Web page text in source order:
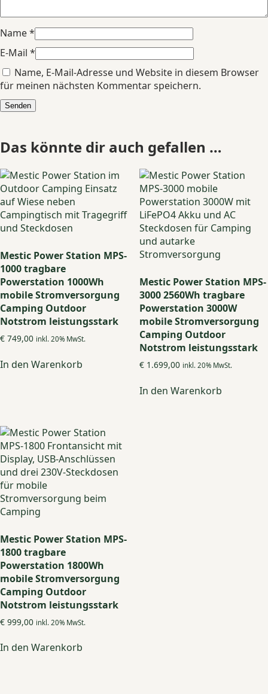
Name*
E-Mail *
Name, E-Mail-Adresse und Website in diesem Browser
für meinen nächsten Kommentar speichern.
Das könnte dir auch gefallen …
Mestic Power Station MPS-
1000 tragbare
Powerstation 1000Wh
mobile Stromversorgung
Camping Outdoor
Notstrom leistungsstark
€ 749,00 inkl. 20% MwSt.
In den Warenkorb
Mestic Power Station MPS-
3000 2560Wh tragbare
Powerstation 3000W
mobile Stromversorgung
Camping Outdoor
Notstrom leistungsstark
€1.699,00 inkl. 20% MwSt.
In den Warenkorb
Mestic Power Station MPS-
1800 tragbare
Powerstation 1800Wh
mobile Stromversorgung
Camping Outdoor
Notstrom leistungsstark
€ 999,00 inkl. 20% MwSt.
In den Warenkorb